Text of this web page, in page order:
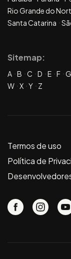
Rio Grande do
Santa Catarina
Sitemap:
A B C D E F G
W X Y Z
Termos de uso
Política de